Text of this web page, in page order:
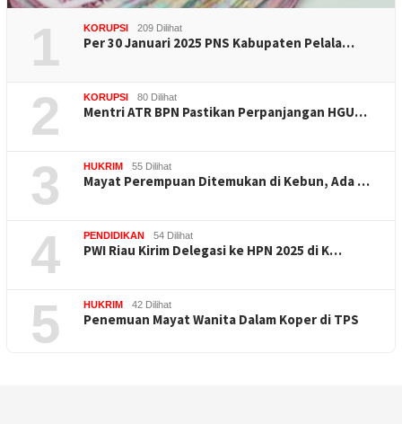
1 KORUPSI 209 Dilihat
Per 30 Januari 2025 PNS Kabupaten Pelala…
2 KORUPSI 80 Dilihat
Mentri ATR BPN Pastikan Perpanjangan HGU…
3 HUKRIM 55 Dilihat
Mayat Perempuan Ditemukan di Kebun, Ada …
4 PENDIDIKAN 54 Dilihat
PWI Riau Kirim Delegasi ke HPN 2025 di K…
5 HUKRIM 42 Dilihat
Penemuan Mayat Wanita Dalam Koper di TPS